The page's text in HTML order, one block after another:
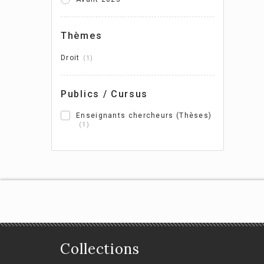
Thèmes
Droit 1
Publics / Cursus
Enseignants chercheurs (Thèses)
1
Collections